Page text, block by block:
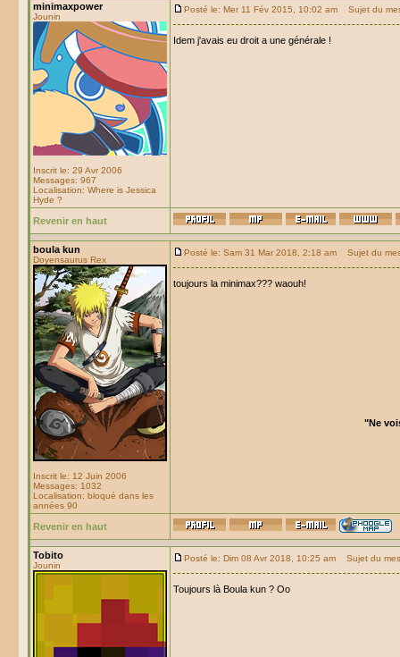
minimaxpower
Jounin
Inscrit le: 29 Avr 2006
Messages: 967
Localisation: Where is Jessica
Hyde ?
Posté le: Mer 11 Fév 2015, 10:02 am Sujet du
Idem j'avais eu droit a une générale !
Revenir en haut
boula kun
Doyensaurus Rex
Inscrit le: 12 Juin 2006
Messages: 1032
Localisation: bloqué dans les
années 90
Posté le: Sam 31 Mar 2018, 2:18 am Sujet du
toujours la minimax??? waouh!
"Ne
Revenir en haut
Tobito
Jounin
Posté le: Dim 08 Avr 2018, 10:25 am Sujet du
Toujours là Boula kun ? Oo